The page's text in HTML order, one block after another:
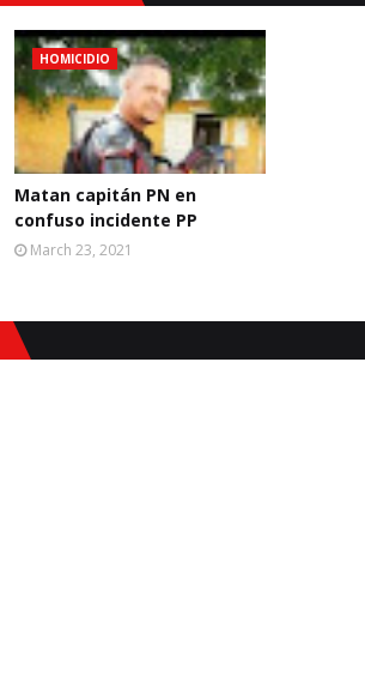
HOMICIDIO
Matan capitán PN en
confuso incidente PP
March 23, 2021